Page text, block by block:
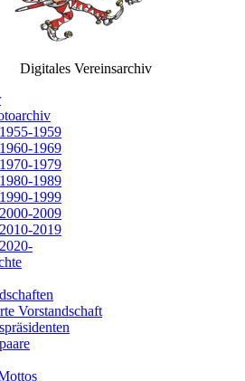
Digitales Vereinsarchiv
1959
1969
1979
1989
1999
2009
2019
Vorstandschaft